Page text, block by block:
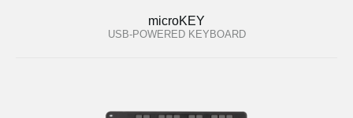
microKEY
USB-POWERED KEYBOARD